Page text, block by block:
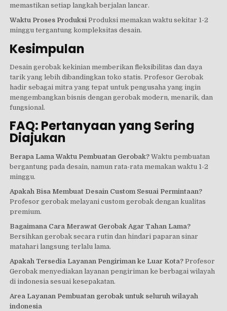
memastikan setiap langkah berjalan lancar.
Waktu Proses Produksi Produksi memakan waktu sekitar 1-2
minggu tergantung kompleksitas desain.
Kesimpulan
Desain gerobak kekinian memberikan fleksibilitas dan daya
tarik yang lebih dibandingkan toko statis. Profesor Gerobak
hadir sebagai mitra yang tepat untuk pengusaha yang ingin
mengembangkan bisnis dengan gerobak modern, menarik, dan
fungsional.
FAQ: Pertanyaan yang Sering
Diajukan
Berapa Lama Waktu Pembuatan Gerobak? Waktu pembuatan
bergantung pada desain, namun rata-rata memakan waktu 1-2
minggu.
Apakah Bisa Membuat Desain Custom Sesuai Permintaan?
Profesor gerobak melayani custom gerobak dengan kualitas
premium.
Bagaimana Cara Merawat Gerobak Agar Tahan Lama?
Bersihkan gerobak secara rutin dan hindari paparan sinar
matahari langsung terlalu lama.
Apakah Tersedia Layanan Pengiriman ke Luar Kota? Profesor
Gerobak menyediakan layanan pengiriman ke berbagai wilayah
di indonesia sesuai kesepakatan.
Area Layanan Pembuatan gerobak untuk seluruh wilayah
indonesia